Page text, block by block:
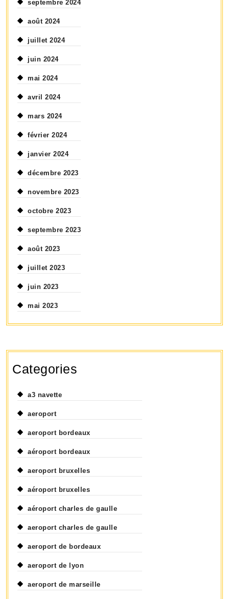
septembre 2024
août 2024
juillet 2024
juin 2024
mai 2024
avril 2024
mars 2024
février 2024
janvier 2024
décembre 2023
novembre 2023
octobre 2023
septembre 2023
août 2023
juillet 2023
juin 2023
mai 2023
Categories
a3 navette
aeroport
aeroport bordeaux
aéroport bordeaux
aeroport bruxelles
aéroport bruxelles
aéroport charles de gaulle
aeroport charles de gaulle
aeroport de bordeaux
aeroport de lyon
aeroport de marseille